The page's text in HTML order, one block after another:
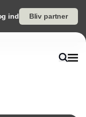
ind Bliv partner